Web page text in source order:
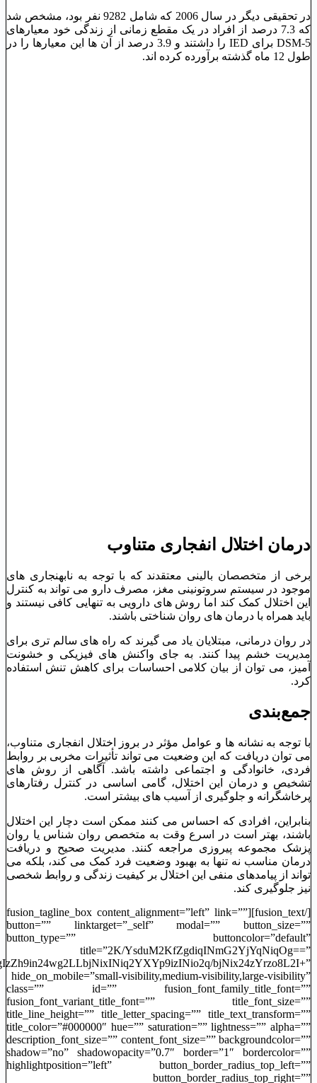
در تحقیقی دیگر در سال 2006 که شامل 9282 نفر بود، مشخص شد
که 7.3 درصد از افراد در یک مقطع زمانی از زندگی خود معیارهای
DSM-5 برای IED را داشتند و 3.9 درصد از آن ‌ها این معیارها را در
طول 12 ماه گذشته برآورده کرده ‌اند.
درمان اختلال انفجاری متناوب
برخی از متخصصان بالینی معتقدند که با توجه به نابهنجاری ‌های
موجود در سیستم سروتونینی مغز، مصرف دارو می ‌تواند به کنترل
این اختلال کمک کند اما روش ‌های دارویی به تنهایی کافی نیستند و
باید همراه با درمان ‌های روان‌ شناختی باشند.
در روان ‌درمانی، مبتلایان یاد می‌ گیرند که راه‌ های سالم ‌تری برای
مدیریت خشم پیدا کنند. به جای واکنش‌ های فیزیکی و خشونت
‌آمیز، می ‌توان از بیان کلامی احساسات برای کاهش تنش استفاده
کرد.
جمع‌بندی
با توجه به نشانه ‌ها و عوامل مؤثر در بروز اختلال انفجاری متناوب،
می ‌توان دریافت که این وضعیت می ‌تواند تأثیرات مخربی بر روابط
فردی، خانوادگی و اجتماعی داشته باشد. آگاهی از روش ‌های
تشخیص و درمان این اختلال، گامی اساسی در کنترل رفتارهای
پرخاشگرانه و جلوگیری از آسیب ‌های بیشتر است.
بنابراین، افرادی که احساس می‌ کنند ممکن است دچار این اختلال
باشند، بهتر است در اسرع وقت به متخصص روان ‌شناس یا روان
‌پزشک مجموعه پیروزی مراجعه کنند. مدیریت صحیح و دریافت
درمان مناسب نه‌ تنها به بهبود وضعیت فرد کمک می‌ کند، بلکه می‌
تواند از پیامدهای منفی این اختلال بر کیفیت زندگی و روابط شخصی
نیز جلوگیری کند.
[/fusion_text][fusion_tagline_box content_alignment=”left” link=””
button=”” linktarget=”_self” modal=”” button_size=””
button_type=”” buttoncolor=”default”
title=”2K/YsduM2KfZgdiqINmG2YjYqNiqOg==”
bjNix24zYrzo8L2I+”
hide_on_mobile=”small-visibility,medium-visibility,large-visibility”
class=”” id=”” fusion_font_family_title_font=””
fusion_font_variant_title_font=”” title_font_size=””
title_line_height=”” title_letter_spacing=”” title_text_transform=””
title_color=”#000000″ hue=”” saturation=”” lightness=”” alpha=””
description_font_size=”” content_font_size=”” backgroundcolor=””
shadow=”no” shadowopacity=”0.7″ border=”1″ bordercolor=””
highlightposition=”left” button_border_radius_top_left=””
button_border_radius_top_right=””